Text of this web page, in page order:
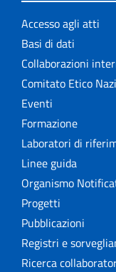
Accesso agli atti
Basi di dati
Collaborazioni
Comitato Etico
Eventi
Formazione
Laboratori di
Linee guida
Organismo
Progetti
Pubblicazioni
Registri e
Ricerca